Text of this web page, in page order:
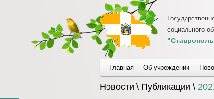
социального
Главная Об учреждении
Новости \ Публикации \